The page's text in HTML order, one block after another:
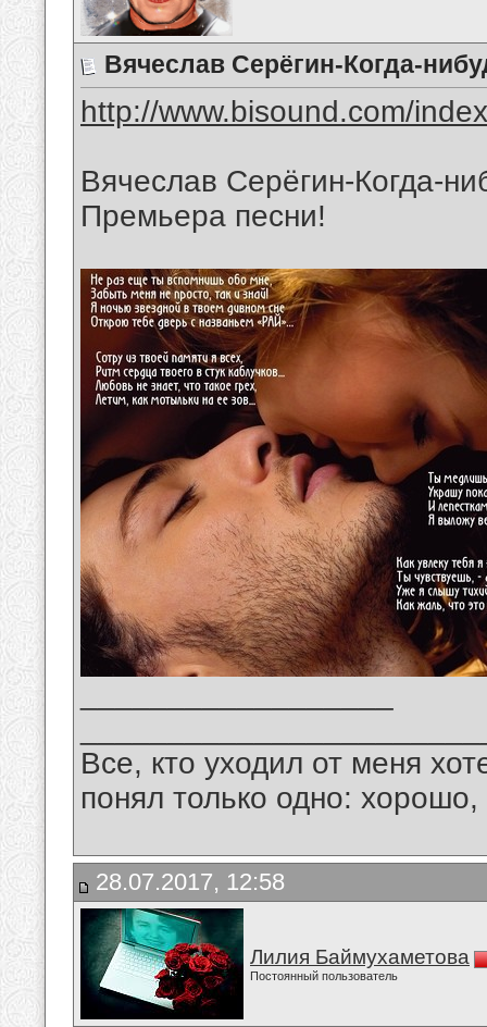
Вячеслав Серёгин-Когда-
http://www.bisound.com/
Вячеслав Серёгин-Когда-
Премьера песни!
Все, кто уходил от меня
понял только одно:
28.07.2017, 12:58
Лилия Баймухаметова
Постоянный пользователь